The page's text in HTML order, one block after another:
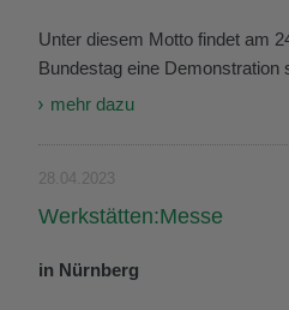
Unter diesem Motto findet am
Bundestag eine Demonstration
mehr dazu
28.04.2023
Werkstätten:Messe
in Nürnberg